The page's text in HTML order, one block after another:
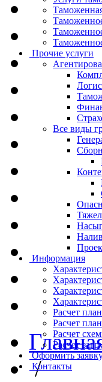
Прочие услуги
Все виды
Информация
Расчет
Расчет
Расчет
Расчет
Оформить
Контакты
/